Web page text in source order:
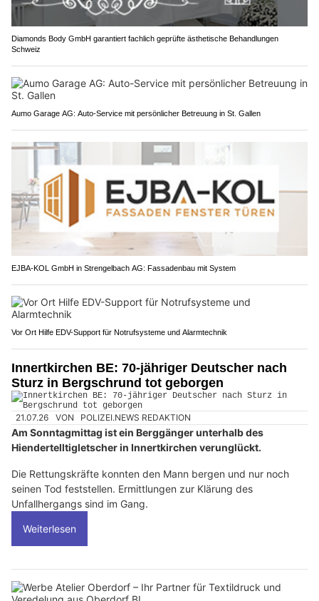
Diamonds Body GmbH garantiert fachlich geprüfte ästhetische Behandlungen
Schweiz
Aumo Garage AG: Auto-Service mit persönlicher Betreuung in St. Gallen
EJBA-KOL GmbH in Strengelbach AG: Fassadenbau mit System
Vor Ort Hilfe EDV-Support für Notrufsysteme und Alarmtechnik
Innertkirchen BE: 70-jähriger Deutscher nach
Sturz in Bergschrund tot geborgen
21.07.26 VON POLIZEI.NEWS REDAKTION
Am Sonntagmittag ist ein Berggänger unterhalb des
Hiendertelltigletscher in Innertkirchen verunglückt.
Die Rettungskräfte konnten den Mann bergen und nur noch
seinen Tod feststellen. Ermittlungen zur Klärung des
Unfallhergangs sind im Gang.
Weiterlesen